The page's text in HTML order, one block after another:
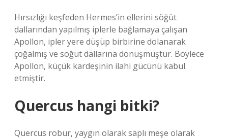
Hırsızlığı keşfeden Hermes’in ellerini söğüt
dallarından yapılmış iplerle bağlamaya çalışan
Apollon, ipler yere düşüp birbirine dolanarak
çoğalmış ve söğüt dallarına dönüşmüştür. Böylece
Apollon, küçük kardeşinin ilahi gücünü kabul
etmiştir.
Quercus hangi bitki?
Quercus robur, yaygın olarak saplı meşe olarak